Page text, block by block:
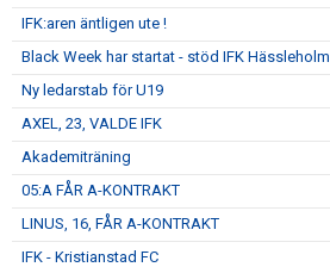
IFK:aren äntligen ute !
Black Week har startat - stöd IFK Hässleholm
Ny ledarstab för U19
AXEL, 23, VALDE IFK
Akademiträning
05:A FÅR A-KONTRAKT
LINUS, 16, FÅR A-KONTRAKT
IFK - Kristianstad FC